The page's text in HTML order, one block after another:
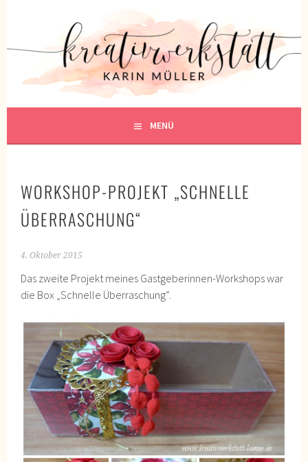
KREATIVWERKSTATT
KREATIV SEIN
MENÜ
WORKSHOP-PROJEKT „SCHNELLE
ÜBERRASCHUNG“
4. Oktober 2015
Das zweite Projekt meines Gastgeberinnen-Workshops war
die Box „Schnelle Überraschung“.